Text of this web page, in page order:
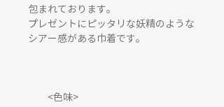
包まれております。
プレゼントにピッタリな妖精のような
シアー感がある巾着です。
<色味>